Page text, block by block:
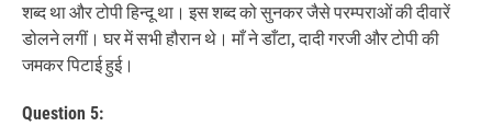
शब्द था और टोपी हिन्दू था। इस शब्द को सुनकर जैसे परम्पराओं की दीवारें
डोलने लगीं। घर में सभी हौरान थे। माँ ने डाँटा, दादी गरजी और टोपी की
जमकर पिटाई हुई।
Question 5: